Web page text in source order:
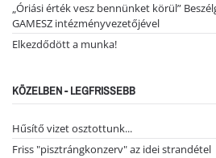
„Óriási érték vesz bennünket körül”
GAMESZ intézményvezetőjével
Elkezdődött a munka!
KÖZELBEN - LEGFRISSEBB
Hűsítő vizet osztottunk...
Friss "pisztrángkonzerv" az idei strandétel